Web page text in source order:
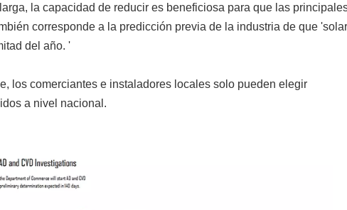
la capacidad de reducir es beneficiosa para que las
corresponde a la predicción previa de la industria de que 'solar
del año. '
los comerciantes e instaladores locales solo pueden elegir
a nivel nacional.